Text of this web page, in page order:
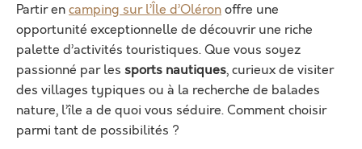
Partir encamping sur l’Île d’Oléronoffre une
opportunité exceptionnelle de découvrir une riche
palette d’activités touristiques. Que vous soyez
passionné par les sports nautiques, curieux de visiter
des villages typiques ou à la recherche de balades
nature, l’île a de quoi vous séduire. Comment choisir
parmi tant de possibilités ?